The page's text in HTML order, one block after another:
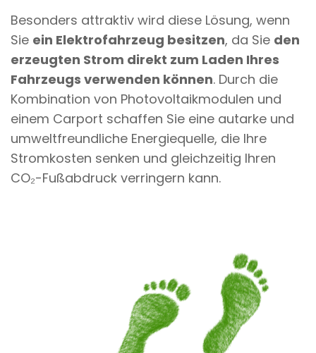
Besonders attraktiv wird diese Lösung, wenn
Sie ein Elektrofahrzeug besitzen, da Sie den
erzeugten Strom direkt zum Laden Ihres
Fahrzeugs verwenden können. Durch die
Kombination von Photovoltaikmodulen und
einem Carport schaffen Sie eine autarke und
umweltfreundliche Energiequelle, die Ihre
Stromkosten senken und gleichzeitig Ihren
CO₂-Fußabdruck verringern kann.